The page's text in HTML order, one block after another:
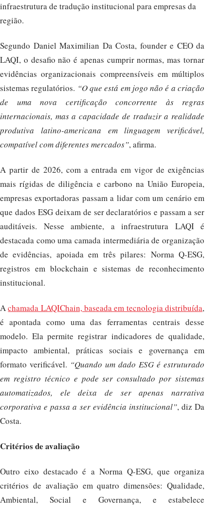
infraestrutura de tradução institucional para empresas da
região.
Segundo Daniel Maximilian Da Costa, founder e CEO da
LAQI, o desafio não é apenas cumprir normas, mas tornar
evidências organizacionais compreensíveis em múltiplos
sistemas regulatórios. “O que está em jogo não é a criação
de uma nova certificação concorrente às regras
internacionais, mas a capacidade de traduzir a realidade
produtiva latino-americana em linguagem verificável,
compatível com diferentes mercados”, afirma.
A partir de 2026, com a entrada em vigor de exigências
mais rígidas de diligência e carbono na União Europeia,
empresas exportadoras passam a lidar com um cenário em
que dados ESG deixam de ser declaratórios e passam a ser
auditáveis. Nesse ambiente, a infraestrutura LAQI é
destacada como uma camada intermediária de organização
de evidências, apoiada em três pilares: Norma Q-ESG,
registros em blockchain e sistemas de reconhecimento
institucional.
Achamada LAQIChain, baseada em tecnologia distribuída,
é apontada como uma das ferramentas centrais desse
modelo. Ela permite registrar indicadores de qualidade,
impacto ambiental, práticas sociais e governança em
formato verificável. “Quando um dado ESG é estruturado
em registro técnico e pode ser consultado por sistemas
automatizados, ele deixa de ser apenas narrativa
corporativa e passa a ser evidência institucional”, diz Da
Costa.
Critérios de avaliação
Outro eixo destacado é a Norma Q-ESG, que organiza
critérios de avaliação em quatro dimensões: Qualidade,
Ambiental, Social e Governança, e estabelece